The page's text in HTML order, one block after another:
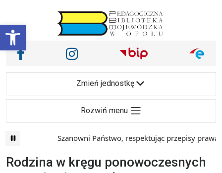
Otwórz pasek narzędzi
Main Navigation
Nasze media społecznościowe i inne
Facebook Instagram
Zmień jednostkę
Rozwiń menu
Szanowni Państwo, respektując przepisy prawa i
Rodzina w kręgu ponowoczesnych